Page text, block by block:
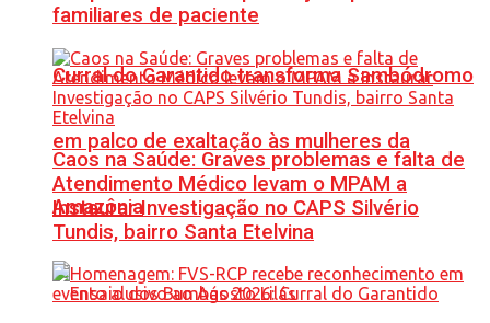
Curral do Garantido transforma Sambódromo
em palco de exaltação às mulheres da
Amazônia
familiares de paciente
Caos na Saúde: Graves problemas e falta de
Atendimento Médico levam o MPAM a
Instaurar Investigação no CAPS Silvério
Tundis, bairro Santa Etelvina